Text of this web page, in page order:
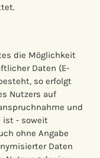
die Möglichkeit
Daten (E-
so erfolgt
Nutzers auf
und
ist - soweit
ohne Angabe
Daten